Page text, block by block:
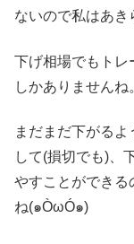
ないので私はあき
下げ相場でもトレ
しかありませんね
まだまだ下がる
して(損切でも)、
やすことができる
ね(๑ÒωÓ๑)